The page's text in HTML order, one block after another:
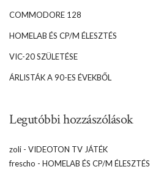
COMMODORE 128
HOMELAB ÉS CP/M ÉLESZTÉS
VIC-20 SZÜLETÉSE
ÁRLISTÁK A 90-ES ÉVEKBŐL
Legutóbbi hozzászólások
zoli - VIDEOTON TV JÁTÉK
frescho - HOMELAB ÉS CP/M ÉLESZTÉS